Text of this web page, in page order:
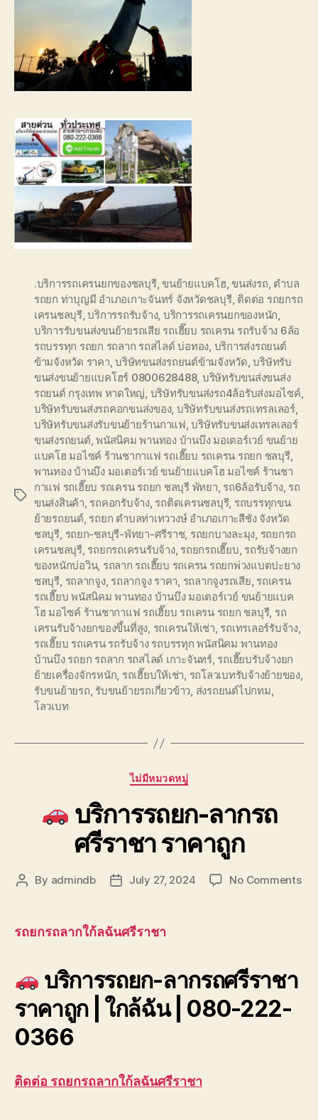
Tags
.บริการรถเครนยกของชลบุรี,ขนย้ายแบคโฮ,ขนส่งรถ, ตำบล
รถยก ท่าบุญมี อำเภอเกาะจันทร์ จังหวัดชลบุรี, ติดต่อ รถยกรถ
เครนชลบุรี,บริการรถรับจ้าง, บริการรถเครนยกของหนัก,
บริการรับขนส่งขนย้ายรถเสีย รถเฮี๊ยบ รถเครน รถรับจ้าง 6ล้อ
รถบรรทุก รถยก รถลาก รถสไลด์ บ่อทอง, บริการส่งรถยนต์
ข้ามจังหวัด ราคา,บริษัทขนส่งรถยนต์ข้ามจังหวัด,บริษัทรับ
ขนส่งขนย้ายแบคโฮร์ 0800628488, บริษัทรับขนส่งขนส่ง
รถยนต์ กรุงเทพ หาดใหญ่, บริษัทรับขนส่งรถ4ล้อรับส่งมอไซค์,
บริษัทรับขนส่งรถคอกขนส่งของ, บริษัทรับขนส่งรถเทรลเลอร์,
บริษัทรับขนส่งรับขนย้ายร้านกาแฟ,บริษัทรับขนส่งเทรลเลอร์
ขนส่งรถยนต์,พนัสนิคม พานทอง บ้านบึง มอเตอร์เวย์ ขนย้าย
แบคโฮ มอไซค์ ร้านชากาแฟ รถเฮี๊ยบ รถเครน รถยก ชลบุรี,
พานทอง บ้านบึง มอเตอร์เวย์ ขนย้ายแบคโฮ มอไซค์ ร้านชา
กาแฟ รถเฮี๊ยบ รถเครน รถยก ชลบุรี พัทยา, รถ6ล้อรับจ้าง, รถ
ขนส่งสินค้า, รถคอกรับจ้าง, รถติดเครนชลบุรี, รถบรรทุกขน
ย้ายรถยนต์, รถยก ตำบลท่าเทววงษ์ อำเภอเกาะสีชัง จังหวัด
ชลบุรี, รถยก-ชลบุรี-พัทยา-ศรีราช, รถยกบางละมุง, รถยกรถ
เครนชลบุรี, รถยกรถเครนรับจ้าง, รถยกรถเฮี๊ยบ, รถรับจ้างยก
ของหนักบ่อวิน, รถลาก รถเฮี๊ยบ รถเครน รถยกพ่วงแบตปะยาง
ชลบุรี, รถลากจูง, รถลากจูง ราคา, รถลากจูงรถเสีย, รถเครน
รถเฮี๊ยบ พนัสนิคม พานทอง บ้านบึง มอเตอร์เวย์ ขนย้ายแบค
โฮ มอไซค์ ร้านชากาแฟ รถเฮี๊ยบ รถเครน รถยก ชลบุรี, รถ
เครนรับจ้างยกของขึ้นที่สูง, รถเครนให้เช่า, รถเทรเลอร์รับจ้าง,
รถเฮี๊ยบ รถเครน รถรับจ้าง รถบรรทุก พนัสนิคม พานทอง
บ้านบึง รถยก รถลาก รถสไลด์ เกาะจันทร์, รถเฮี๊ยบรับจ้างยก
ย้ายเครื่องจักรหนัก, รถเฮี๊ยบให้เช่า, รถโลวเบทรับจ้างย้ายของ,
รับขนย้ายรถ, รับขนย้ายรถเกี่ยวข้าว, ส่งรถยนต์ไปกทม,
โลวเบท
Categories
ไม่มีหมวดหมู่
บริการรถยก-ลากรถ
ศรีราชา ราคาถูก
Post
By admindb
PostJuly 27, 2024 No Commentson
รถยกรถลากใก้ลฉันศรีราชา
บริการรถยก-ลากรถศรีราชา
ราคาถูก | ใกล้ฉัน | 080-222-
0366
ติดต่อ รถยกรถลากใก้ลฉันศรีราชา